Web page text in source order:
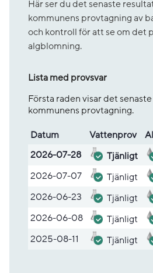
Här ser du det senaste
kommunens provtagning av
och kontroll för att se om det
algblomning.
Lista med provsvar
Första raden visar det
kommunens provtagning.
Lista med provsvar
Datum Vatten­prov
2026-07-28
Tjänligt
2026-07-07
Tjänligt
2026-06-23
Tjänligt
2026-06-08
Tjänligt
2025-08-11
Tjänligt